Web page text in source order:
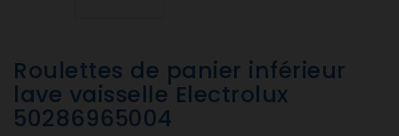
Roulettes de panier inférieur
lave vaisselle Electrolux
50286965004